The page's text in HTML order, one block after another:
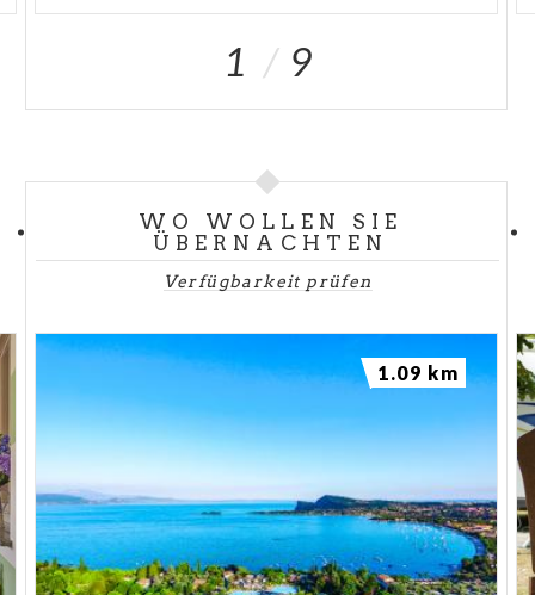
1 9
WO WOLLEN SIE
ÜBERNACHTEN
Verfügbarkeit prüfen
1.09 km